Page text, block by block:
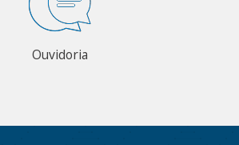
Ouvidoria